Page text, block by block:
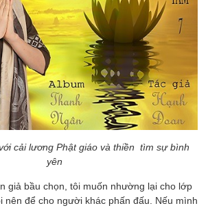
cải lương Phật giáo và thiền tìm sự bình
yên
giả bầu chọn, tôi muốn nhường lại cho lớp
nên để cho người khác phấn đấu. Nếu mình